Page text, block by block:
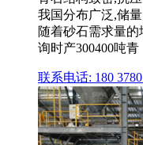
我国分布广泛,储
随着砂石需求量
询时产300400吨青
联系电话: 180 3780